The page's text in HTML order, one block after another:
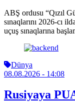
ABŞ ordusu “Qızıl
sınaqlarını 2026-cı
uçuş sınaqlarına
Dünya
08.08.2026 - 14:08
Rusiyaya